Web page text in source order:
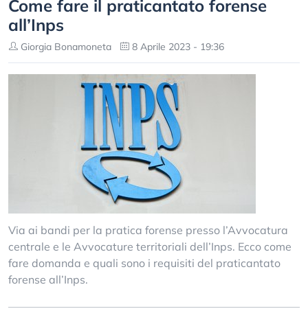
Come fare il praticantato forense
all’Inps
Giorgia Bonamoneta 8 Aprile 2023 - 19:36
Via ai bandi per la pratica forense presso l’Avvocatura
centrale e le Avvocature territoriali dell’Inps. Ecco come
fare domanda e quali sono i requisiti del praticantato
forense all’Inps.